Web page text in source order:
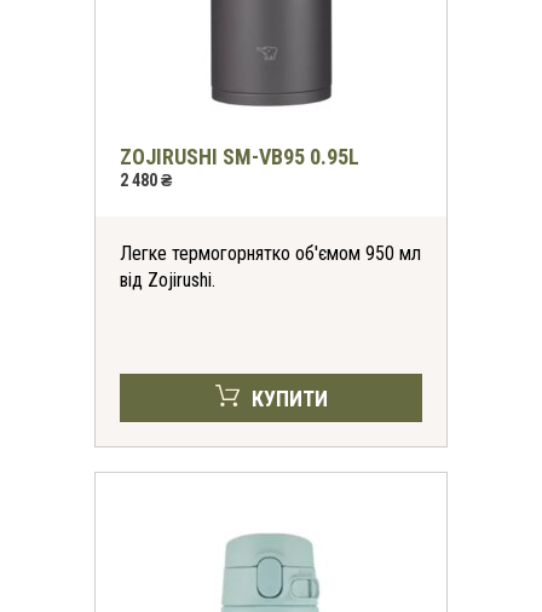
ZOJIRUSHI SM-VB95 0.95L
2 480 ₴
Легке термогорнятко об'ємом 950 мл
від Zojirushi.
КУПИТИ